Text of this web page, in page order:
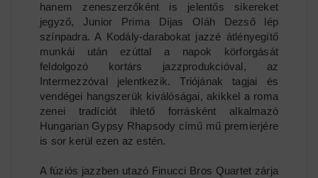
hanem zeneszerzőként is jelentős sikereket
jegyző, Junior Prima Díjas Oláh Dezső lép
színpadra. A Kodály-darabokat jazzé átlényegítő
munkái után ezúttal a napok körforgását
feldolgozó kortárs jazzprodukcióval, az
Intermezzóval jelentkezik. Triójának tagjai és
vendégei hangszerük kiválóságai, akikkel a roma
zenei tradíciót ihlető forrásként alkalmazó
Hungarian Gypsy Rhapsody című mű premierjére
is sor kerül ezen az estén.
A fúziós jazzben utazó Finucci Bros Quartet zárja